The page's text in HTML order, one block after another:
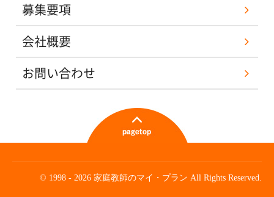
募集要項
会社概要
お問い合わせ
© 1998 - 2026 家庭教師のマイ・プラン All Rights Reserved.